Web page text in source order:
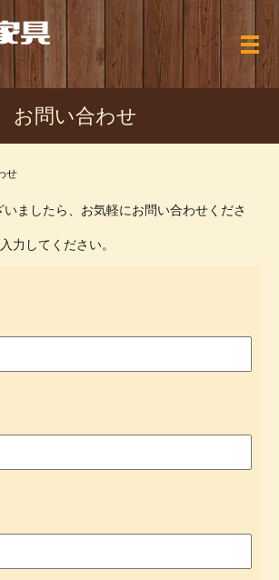
メ
お問い合わせ
せ
ましたら、お気軽にお問い合わせくださ
力してください。